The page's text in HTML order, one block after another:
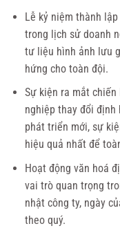
Lễ kỷ niệm thành
trong lịch sử doanh
tư liệu hình ảnh lưu
hứng cho toàn đội.
Sự kiện ra mắt
nghiệp thay đổi định
phát triển mới, sự
hiệu quả nhất để
Hoạt động văn hoá
vai trò quan trọng
nhật công ty, ngày
theo quý.